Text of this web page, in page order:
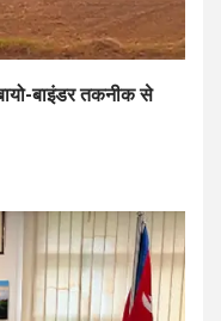
बाइंडर तकनीक से